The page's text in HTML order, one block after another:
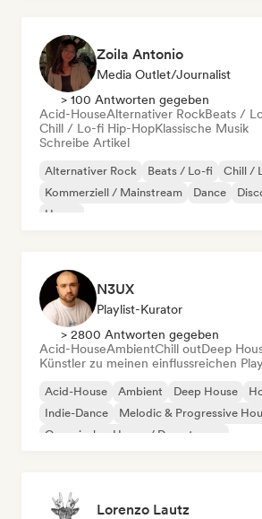
Zoila Antonio
Media Outlet/Journalist
> 100 Antworten gegeben
Acid-HouseAlternativer RockBeats /
Chill / Lo-fi Hip-HopKlassische Musik
Schreibe Artikel
Alternativer Rock Beats / Lo-fi
Chill /
Kommerziell / Mainstream
Dance
House
N3UX
Playlist-Kurator
> 2800 Antworten gegeben
Acid-HouseAmbientChill outDeep
Künstler zu meinen einflussreichen
Acid-House Ambient Deep House
Indie-Dance
Melodic & Progressive
Organischer House / Downtempo
Lorenzo Lautz